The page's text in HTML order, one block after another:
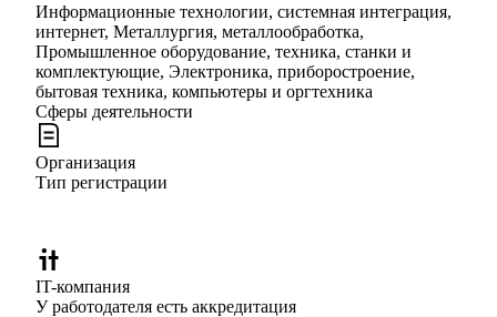
Информационные технологии, системная интеграция,
интернет, Металлургия, металлообработка,
Промышленное оборудование, техника, станки и
комплектующие, Электроника, приборостроение,
бытовая техника, компьютеры и оргтехника
Сферы деятельности
Организация
Тип регистрации
IT-компания
У работодателя есть аккредитация